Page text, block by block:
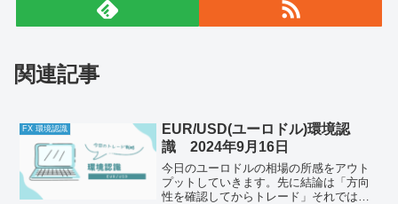
関連記事
FX 環境認識
EUR/USD(ユーロドル)環境認
識 2024年9月16日
今日のユーロドルの相場の所感をアウト
プットしていきます。先に結論は「方向
性を確認してからトレード」それでは以